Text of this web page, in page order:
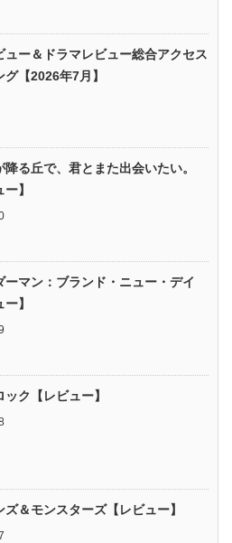
ュー＆ドラマレビュー総合アクセス
グ【2026年7月】
降る丘で、君とまた出会いたい。
ー】
ーマン：ブランド・ニュー・デイ
ー】
ック【レビュー】
ズ＆モンスターズ【レビュー】